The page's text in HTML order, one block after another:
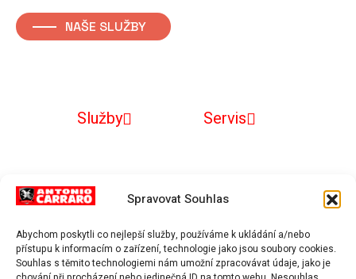
Spravovat Souhlas
Abychom poskytli co nejlepší služby, používáme k ukládání a/nebo
přístupu k informacím o zařízení, technologie jako jsou soubory cookies.
Souhlas s těmito technologiemi nám umožní zpracovávat údaje, jako je
NAŠE SLUŽBY
Služby Servis
Adresa: Formech logistic s.r.o., Armádní 625, 289 23, Milovice